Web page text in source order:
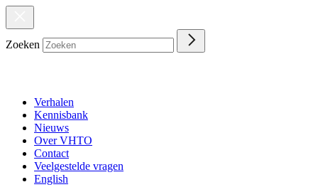
Zoeken
Verhalen
Kennisbank
Nieuws
Over VHTO
Contact
Veelgestelde vragen
English